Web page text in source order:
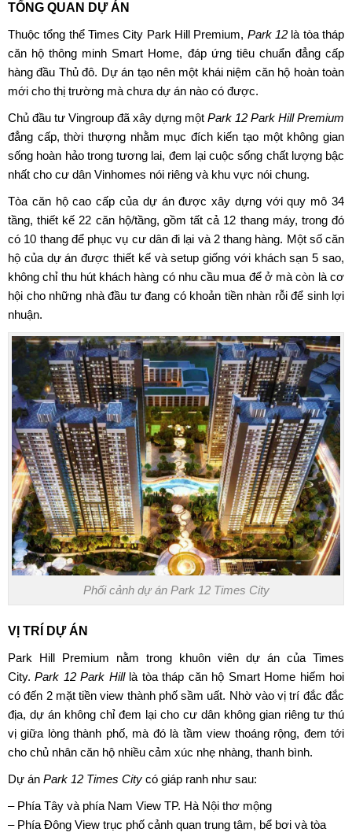
TỔNG QUAN DỰ ÁN
Thuộc tổng thể Times City Park Hill Premium, Park 12 là tòa tháp
căn hộ thông minh Smart Home, đáp ứng tiêu chuẩn đẳng cấp
hàng đầu Thủ đô. Dự án tạo nên một khái niệm căn hộ hoàn toàn
mới cho thị trường mà chưa dự án nào có được.
Chủ đầu tư Vingroup đã xây dựng một Park 12 Park Hill Premium
đẳng cấp, thời thượng nhằm mục đích kiến tạo một không gian
sống hoàn hảo trong tương lai, đem lại cuộc sống chất lượng bậc
nhất cho cư dân Vinhomes nói riêng và khu vực nói chung.
Tòa căn hộ cao cấp của dự án được xây dựng với quy mô 34
tầng, thiết kế 22 căn hộ/tầng, gồm tất cả 12 thang máy, trong đó
có 10 thang để phục vụ cư dân đi lại và 2 thang hàng. Một số căn
hộ của dự án được thiết kế và setup giống với khách sạn 5 sao,
không chỉ thu hút khách hàng có nhu cầu mua để ở mà còn là cơ
hội cho những nhà đầu tư đang có khoản tiền nhàn rỗi để sinh lợi
nhuận.
Phối cảnh dự án Park 12 Times City
VỊ TRÍ DỰ ÁN
Park Hill Premium nằm trong khuôn viên dự án của Times
City.Park 12 Park Hilllà tòa tháp căn hộ Smart Home hiếm hoi
có đến 2 mặt tiền view thành phố sầm uất. Nhờ vào vị trí đắc đắc
địa, dự án không chỉ đem lại cho cư dân không gian riêng tư thú
vị giữa lòng thành phố, mà đó là tầm view thoáng rộng, đem tới
cho chủ nhân căn hộ nhiều cảm xúc nhẹ nhàng, thanh bình.
Dự án Park 12 Times City có giáp ranh như sau:
– Phía Tây và phía Nam View TP. Hà Nội thơ mộng
– Phía Đông View trục phố cảnh quan trung tâm, bể bơi và tòa